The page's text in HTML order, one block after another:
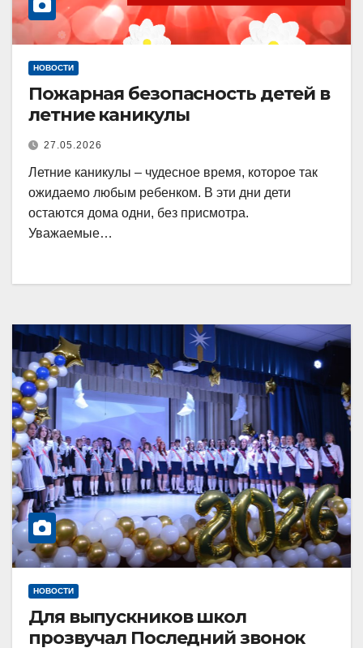
НОВОСТИ
Пожарная безопасность детей в
летние каникулы
27.05.2026
Летние каникулы – чудесное время, которое так
ожидаемо любым ребенком. В эти дни дети
остаются дома одни, без присмотра.
Уважаемые…
НОВОСТИ
Для выпускников школ
прозвучал Последний звонок